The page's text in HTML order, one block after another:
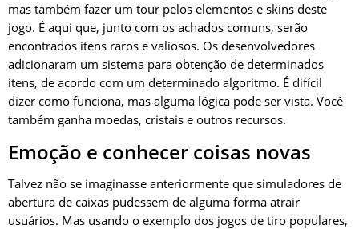
mas também fazer um tour pelos elementos e skins deste
jogo. É aqui que, junto com os achados comuns, serão
encontrados itens raros e valiosos. Os desenvolvedores
adicionaram um sistema para obtenção de determinados
itens, de acordo com um determinado algoritmo. É difícil
dizer como funciona, mas alguma lógica pode ser vista. Você
também ganha moedas, cristais e outros recursos.
Emoção e conhecer coisas novas
Talvez não se imaginasse anteriormente que simuladores de
abertura de caixas pudessem de alguma forma atrair
usuários. Mas usando o exemplo dos jogos de tiro populares,